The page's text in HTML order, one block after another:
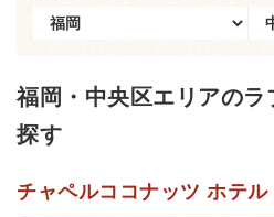
福岡・中央区エリアのラ
探す
チャペルココナッツ ホテル